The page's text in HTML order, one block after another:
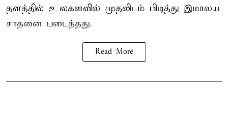
தளத்தில் உலகளவில் முதலிடம் பிடித்து இமாலய
சாதனை படைத்தது.
Read More